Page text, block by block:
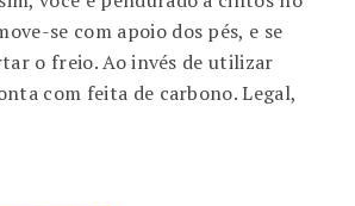
se com apoio dos pés, e se
o freio. Ao invés de utilizar
com feita de carbono. Legal,